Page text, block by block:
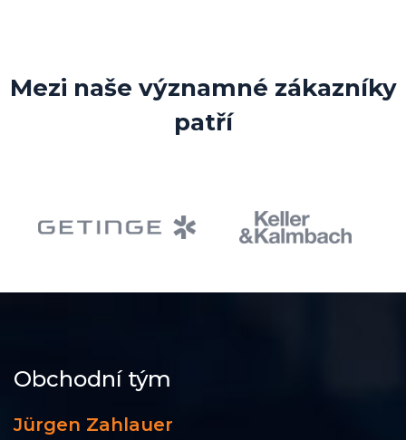
Mezi naše významné zákazníky
patří
Obchodní tým
Jürgen Zahlauer